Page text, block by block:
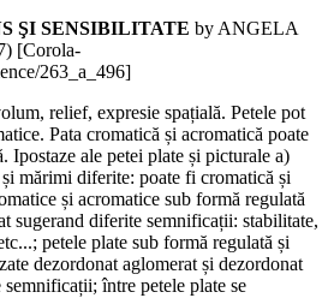
ŞI SENSIBILITATE by ANGELA
) [Corola-
263_a_496]
relief, expresie spațială. Petele pot
Pata cromatică și acromatică poate
Ipostaze ale petei plate și picturale a)
mărimi diferite: poate fi cromatică și
și acromatice sub formă regulată
sugerand diferite semnificații: stabilitate,
petele plate sub formă regulată și
dezordonat aglomerat și dezordonat
între petele plate se